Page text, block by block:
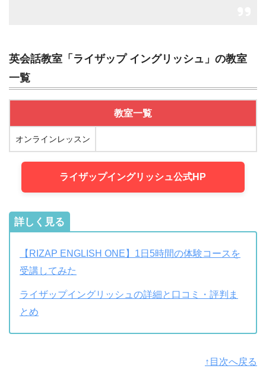
英会話教室「ライザップ イングリッシュ」の教室
一覧
教室一覧
オンラインレッスン
ライザップイングリッシュ公式HP
詳しく見る
【RIZAP ENGLISH ONE】1日5時間の体験コースを
受講してみた
ライザップイングリッシュの詳細と口コミ・評判ま
とめ
↑目次へ戻る